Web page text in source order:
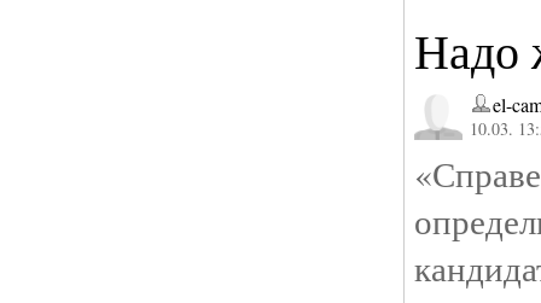
Надо
el-
10.03.